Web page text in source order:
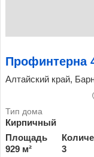
Профинтерна
Алтайский край,
Кирпичный
Площадь
929 м²
3